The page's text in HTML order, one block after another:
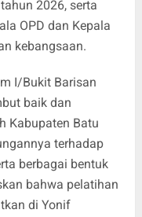
2026, serta
OPD dan Kepala
kebangsaan.
I/Bukit Barisan
baik dan
Kabupaten Batu
terhadap
berbagai bentuk
bahwa pelatihan
di Yonif